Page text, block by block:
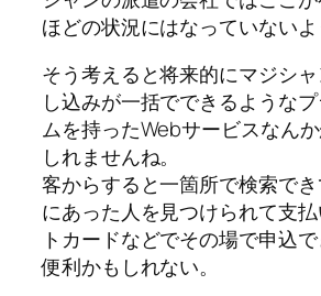
ほどの状況にはなっていないよ
そう考えると将来的にマジシ
し込みが一括でできるような
ムを持ったWebサービスなん
しれませんね。
客からすると一箇所で検索で
にあった人を見つけられて支
トカードなどでその場で申込
便利かもしれない。